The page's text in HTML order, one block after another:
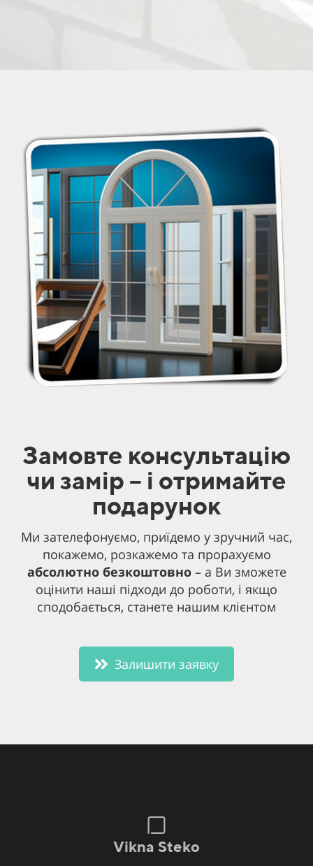
Замовте консультацію
чи замір – і отримайте
подарунок
Ми зателефонуємо, приїдемо у зручний час,
покажемо, розкажемо та прорахуємо
абсолютно безкоштовно– а Ви зможете
оцінити наші підходи до роботи, і якщо
сподобається, станете нашим клієнтом
Залишити заявку
Vikna Steko